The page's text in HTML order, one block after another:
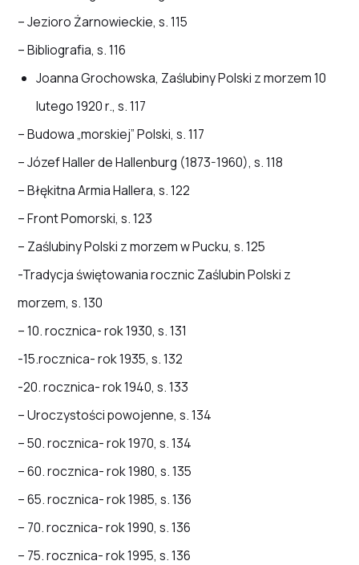
– Jezioro Żarnowieckie, s. 115
– Bibliografia, s. 116
Joanna Grochowska, Zaślubiny Polski z morzem 10
lutego 1920 r., s. 117
– Budowa „morskiej” Polski, s. 117
– Józef Haller de Hallenburg (1873-1960), s. 118
– Błękitna Armia Hallera, s. 122
– Front Pomorski, s. 123
– Zaślubiny Polski z morzem w Pucku, s. 125
-Tradycja świętowania rocznic Zaślubin Polski z
morzem, s. 130
– 10. rocznica- rok 1930, s. 131
-15.rocznica- rok 1935, s. 132
-20. rocznica- rok 1940, s. 133
– Uroczystości powojenne, s. 134
– 50. rocznica- rok 1970, s. 134
– 60. rocznica- rok 1980, s. 135
– 65. rocznica- rok 1985, s. 136
– 70. rocznica- rok 1990, s. 136
– 75. rocznica- rok 1995, s. 136